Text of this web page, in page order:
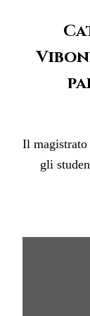
Il magistrato
gli